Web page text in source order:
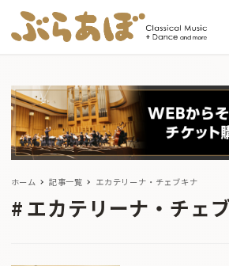
ホーム 記事一覧 エカテリーナ・チェブキナ
エカテリーナ・チェ